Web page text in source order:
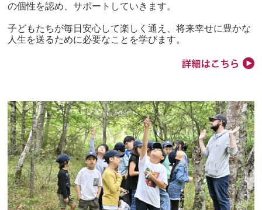
の個性を認め、サポートしていきます。
子どもたちが毎日安心して楽しく通え、将来幸せに豊かな
人生を送るために必要なことを学びます。